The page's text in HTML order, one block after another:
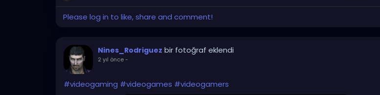
Please log in to like, share and comment!
Nines_Rodriguez bir fotoğraf eklendi
2 yıl önce-
#videogaming #videogames #videogamers